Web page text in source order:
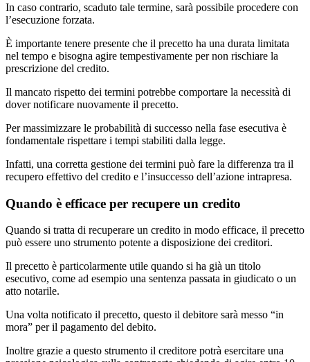
In caso contrario, scaduto tale termine, sarà possibile procedere con
l’esecuzione forzata.
È importante tenere presente che il precetto ha una durata limitata
nel tempo e bisogna agire tempestivamente per non rischiare la
prescrizione del credito.
Il mancato rispetto dei termini potrebbe comportare la necessità di
dover notificare nuovamente il precetto.
Per massimizzare le probabilità di successo nella fase esecutiva è
fondamentale rispettare i tempi stabiliti dalla legge.
Infatti, una corretta gestione dei termini può fare la differenza tra il
recupero effettivo del credito e l’insuccesso dell’azione intrapresa.
Quando è efficace per recupere un credito
Quando si tratta di recuperare un credito in modo efficace, il precetto
può essere uno strumento potente a disposizione dei creditori.
Il precetto è particolarmente utile quando si ha già un titolo
esecutivo, come ad esempio una sentenza passata in giudicato o un
atto notarile.
Una volta notificato il precetto, questo il debitore sarà messo “in
mora” per il pagamento del debito.
Inoltre grazie a questo strumento il creditore potrà esercitare una